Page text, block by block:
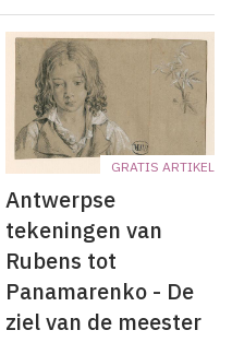
GRATIS ARTIKEL
Antwerpse
tekeningen van
Rubens tot
Panamarenko - De
ziel van de meester